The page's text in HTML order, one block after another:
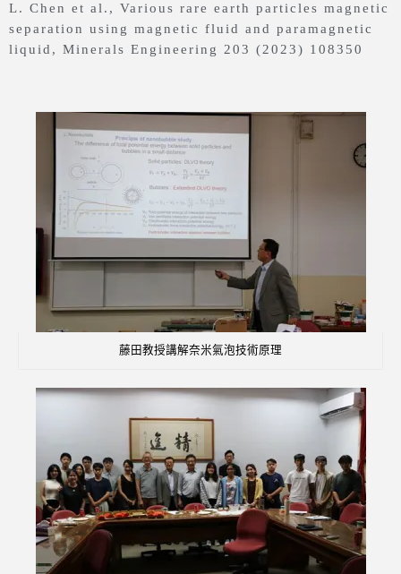
L. Chen et al., Various rare earth particles magnetic
separation using magnetic fluid and paramagnetic
liquid, Minerals Engineering 203 (2023) 108350
藤田教授講解奈米氣泡技術原理